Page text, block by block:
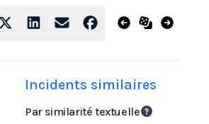
Incidents similaires
Par similarité textuelle